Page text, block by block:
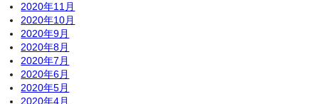
2020年11月
2020年10月
2020年9月
2020年8月
2020年7月
2020年6月
2020年5月
2020年4月